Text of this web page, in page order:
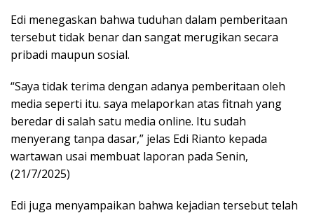
Edi menegaskan bahwa tuduhan dalam pemberitaan
tersebut tidak benar dan sangat merugikan secara
pribadi maupun sosial.
“Saya tidak terima dengan adanya pemberitaan oleh
media seperti itu. saya melaporkan atas fitnah yang
beredar di salah satu media online. Itu sudah
menyerang tanpa dasar,” jelas Edi Rianto kepada
wartawan usai membuat laporan pada Senin,
(21/7/2025)
Edi juga menyampaikan bahwa kejadian tersebut telah